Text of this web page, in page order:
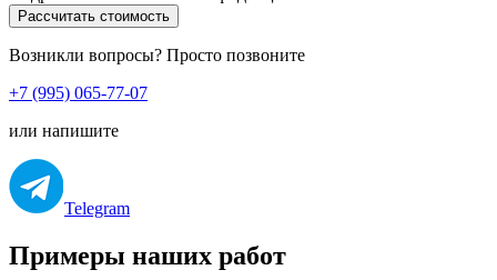
Рассчитать стоимость
Возникли вопросы? Просто позвоните
+7 (995) 065-77-07
или напишите
Telegram
Примеры наших работ